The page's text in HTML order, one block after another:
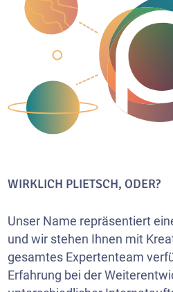
WIRKLICH PLIETSCH, ODER?
Unser Name repräsentiert
und wir stehen Ihnen mit
gesamtes Expertenteam
Erfahrung bei der